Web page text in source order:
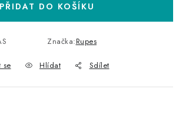
PŘIDAT DO KOŠÍKU
Značka:Rupes
se Hlídat Sdílet